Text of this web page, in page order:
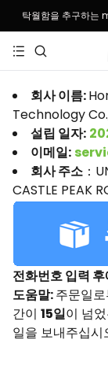
탁월함을 추구하는
회사 이름:
Technology
설립 일자:
이메일:
회사 주소 ：
CASTLE PEAK
전화번호 입력
도움말:주문일
간이 15일이 넘
일을 보내주십시